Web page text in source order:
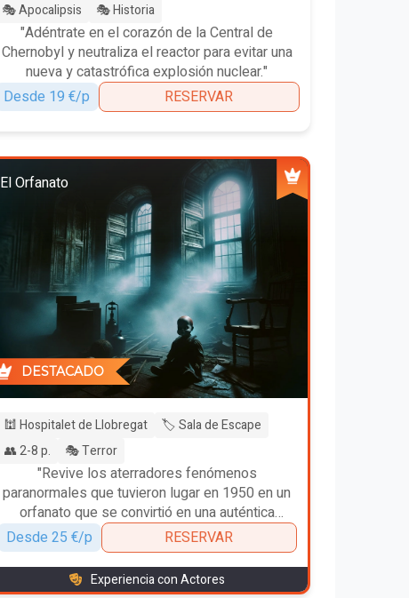
🎭 Apocalipsis
🎭 Historia
"Adéntrate en el corazón de la Central de
Chernobyl y neutraliza el reactor para evitar una
nueva y catastrófica explosión nuclear."
Desde 19 €/p
RESERVAR
El Orfanato
DESTACADO
🕍 Hospitalet de Llobregat
🏷️ Sala de Escape
👥 2-8 p.
🎭 Terror
"Revive los aterradores fenómenos
paranormales que tuvieron lugar en 1950 en un
orfanato que se convirtió en una auténtica
pesadilla."
Desde 25 €/p RESERVAR
Experiencia con Actores